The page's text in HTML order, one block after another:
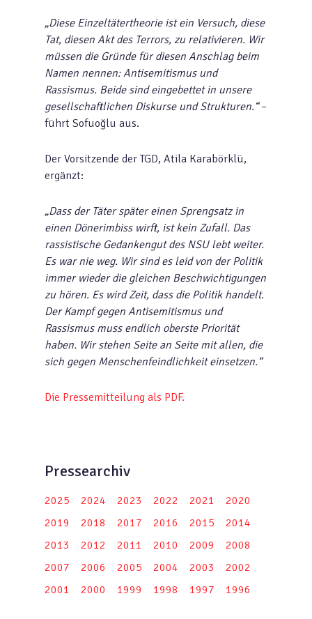
„Diese Einzeltätertheorie ist ein Versuch, diese
Tat, diesen Akt des Terrors, zu relativieren. Wir
müssen die Gründe für diesen Anschlag beim
Namen nennen: Antisemitismus und
Rassismus. Beide sind eingebettet in unsere
gesellschaftlichen Diskurse und Strukturen.“–
führt Sofuoğlu aus.
Der Vorsitzende der TGD, Atila Karabörklü,
ergänzt:
„Dass der Täter später einen Sprengsatz in
einen Dönerimbiss wirft, ist kein Zufall. Das
rassistische Gedankengut des NSU lebt weiter.
Es war nie weg. Wir sind es leid von der Politik
immer wieder die gleichen Beschwichtigungen
zu hören. Es wird Zeit, dass die Politik handelt.
Der Kampf gegen Antisemitismus und
Rassismus muss endlich oberste Priorität
haben. Wir stehen Seite an Seite mit allen, die
sich gegen Menschenfeindlichkeit einsetzen.“
Die Pressemitteilung als PDF.
Pressearchiv
2025 2024 2023 2022 2021
2020
2019
2018 2017 2016 2015
2014
2013
2012 2011 2010 2009
2008
2007
2006 2005 2004 2003
2002
2001
2000 1999 1998 1997 1996